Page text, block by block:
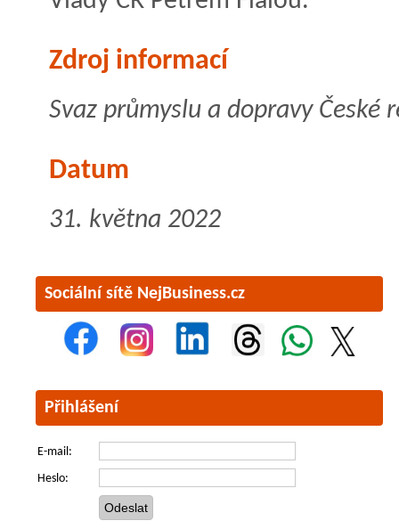
Zdroj informací
Svaz průmyslu a dopravy České
Datum
31. května 2022
Sociální sítě NejBusiness.cz
Přihlášení
E-mail:
Heslo: